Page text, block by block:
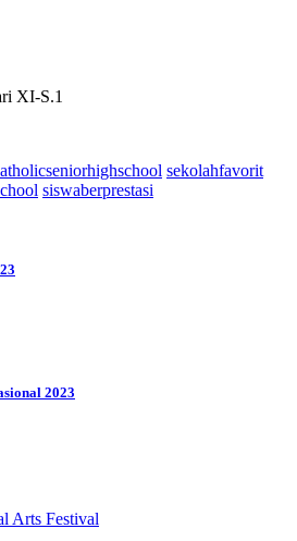
XI-S.1
sekolahfavorit
siswaberprestasi
2023